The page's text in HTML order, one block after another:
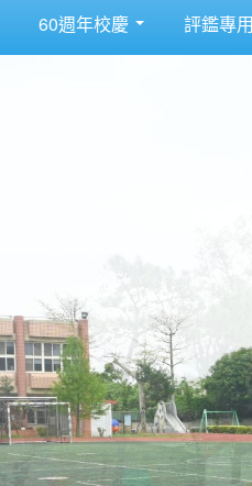
60週年校慶 評鑑專用